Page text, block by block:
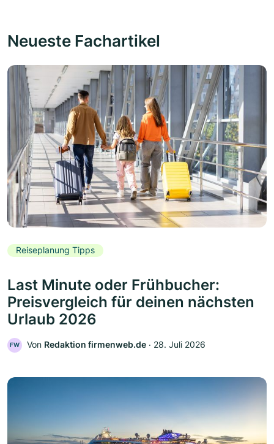
Neueste Fachartikel
Reiseplanung Tipps
Last Minute oder Frühbucher:
Preisvergleich für deinen nächsten
Urlaub 2026
FW Von Redaktion firmenweb.de ‧ 28. Juli 2026